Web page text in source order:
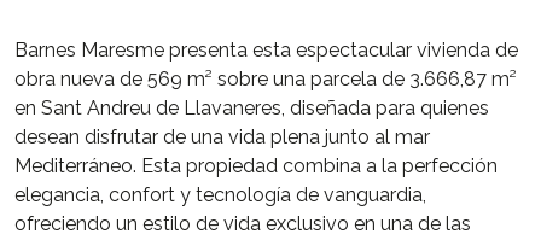
Barnes Maresme presenta esta espectacular vivienda de
obra nueva de 569 m² sobre una parcela de 3.666,87 m²
en Sant Andreu de Llavaneres, diseñada para quienes
desean disfrutar de una vida plena junto al mar
Mediterráneo. Esta propiedad combina a la perfección
elegancia, confort y tecnología de vanguardia,
ofreciendo un estilo de vida exclusivo en una de las